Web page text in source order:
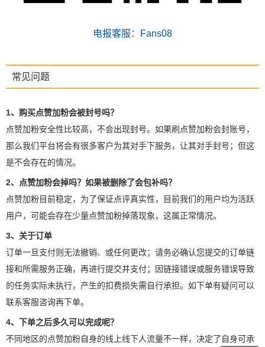
电报客服：Fans08
常见问题
1、购买点赞加粉会被封号吗？
点赞加粉安全性比较高，不会出现封号。如果刷点赞加粉会封账号，
那么我们平台将会有很多客户为其对手下服务，让其对手封号；但这
是不会存在的情况。
2、点赞加粉会掉吗？如果被删除了会包补吗？
点赞加粉目前稳定，为了保证点评真实性，目前我们的用户均为活跃
用户，可能会存在少量点赞加粉掉落现象，这属正常情况。
3、关于订单
订单一旦支付则无法撤销、或任何更改；请务必确认您提交的订单链
接和所需服务正确，再进行提交并支付；因链接错误或服务错误导致
的任务实际未执行，产生的扣费损失需自行承担。如下单有疑问可以
联系客服咨询再下单。
4、下单之后多久可以完成呢？
不同地区的点赞加粉自身的线上线下人流量不一样，决定了自身可承